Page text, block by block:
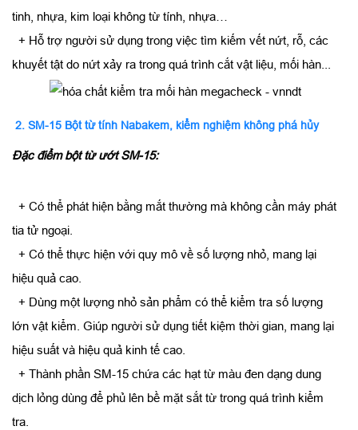
tinh, nhựa, kim loại không từ tính, nhựa…
+ Hỗ trợ người sử dụng trong việc tìm kiếm vết nứt, rỗ, các
khuyết tật do nứt xảy ra trong quá trình cắt vật liệu, mối hàn...
2. SM-15 Bột từ tính Nabakem, kiểm nghiệm không phá hủy
Đặc điểm bột từ ướt SM-15:
+ Có thể phát hiện bằng mắt thường mà không cần máy phát
tia tử ngoại.
+ Có thể thực hiện với quy mô về số lượng nhỏ, mang lại
hiệu quả cao.
+ Dùng một lượng nhỏ sản phẩm có thể kiểm tra số lượng
lớn vật kiểm. Giúp người sử dụng tiết kiệm thời gian, mang lại
hiệu suất và hiệu quả kinh tế cao.
+ ​Thành phần SM-15 chứa các hạt từ màu đen dạng dung
dịch lỏng dùng để phủ lên bề mặt sắt từ trong quá trình kiểm
tra.